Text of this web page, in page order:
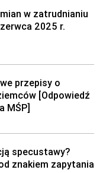
w zatrudnianiu
2025 r.
przepisy o
[Odpowiedź
MŚP]
specustawy?
znakiem zapytania